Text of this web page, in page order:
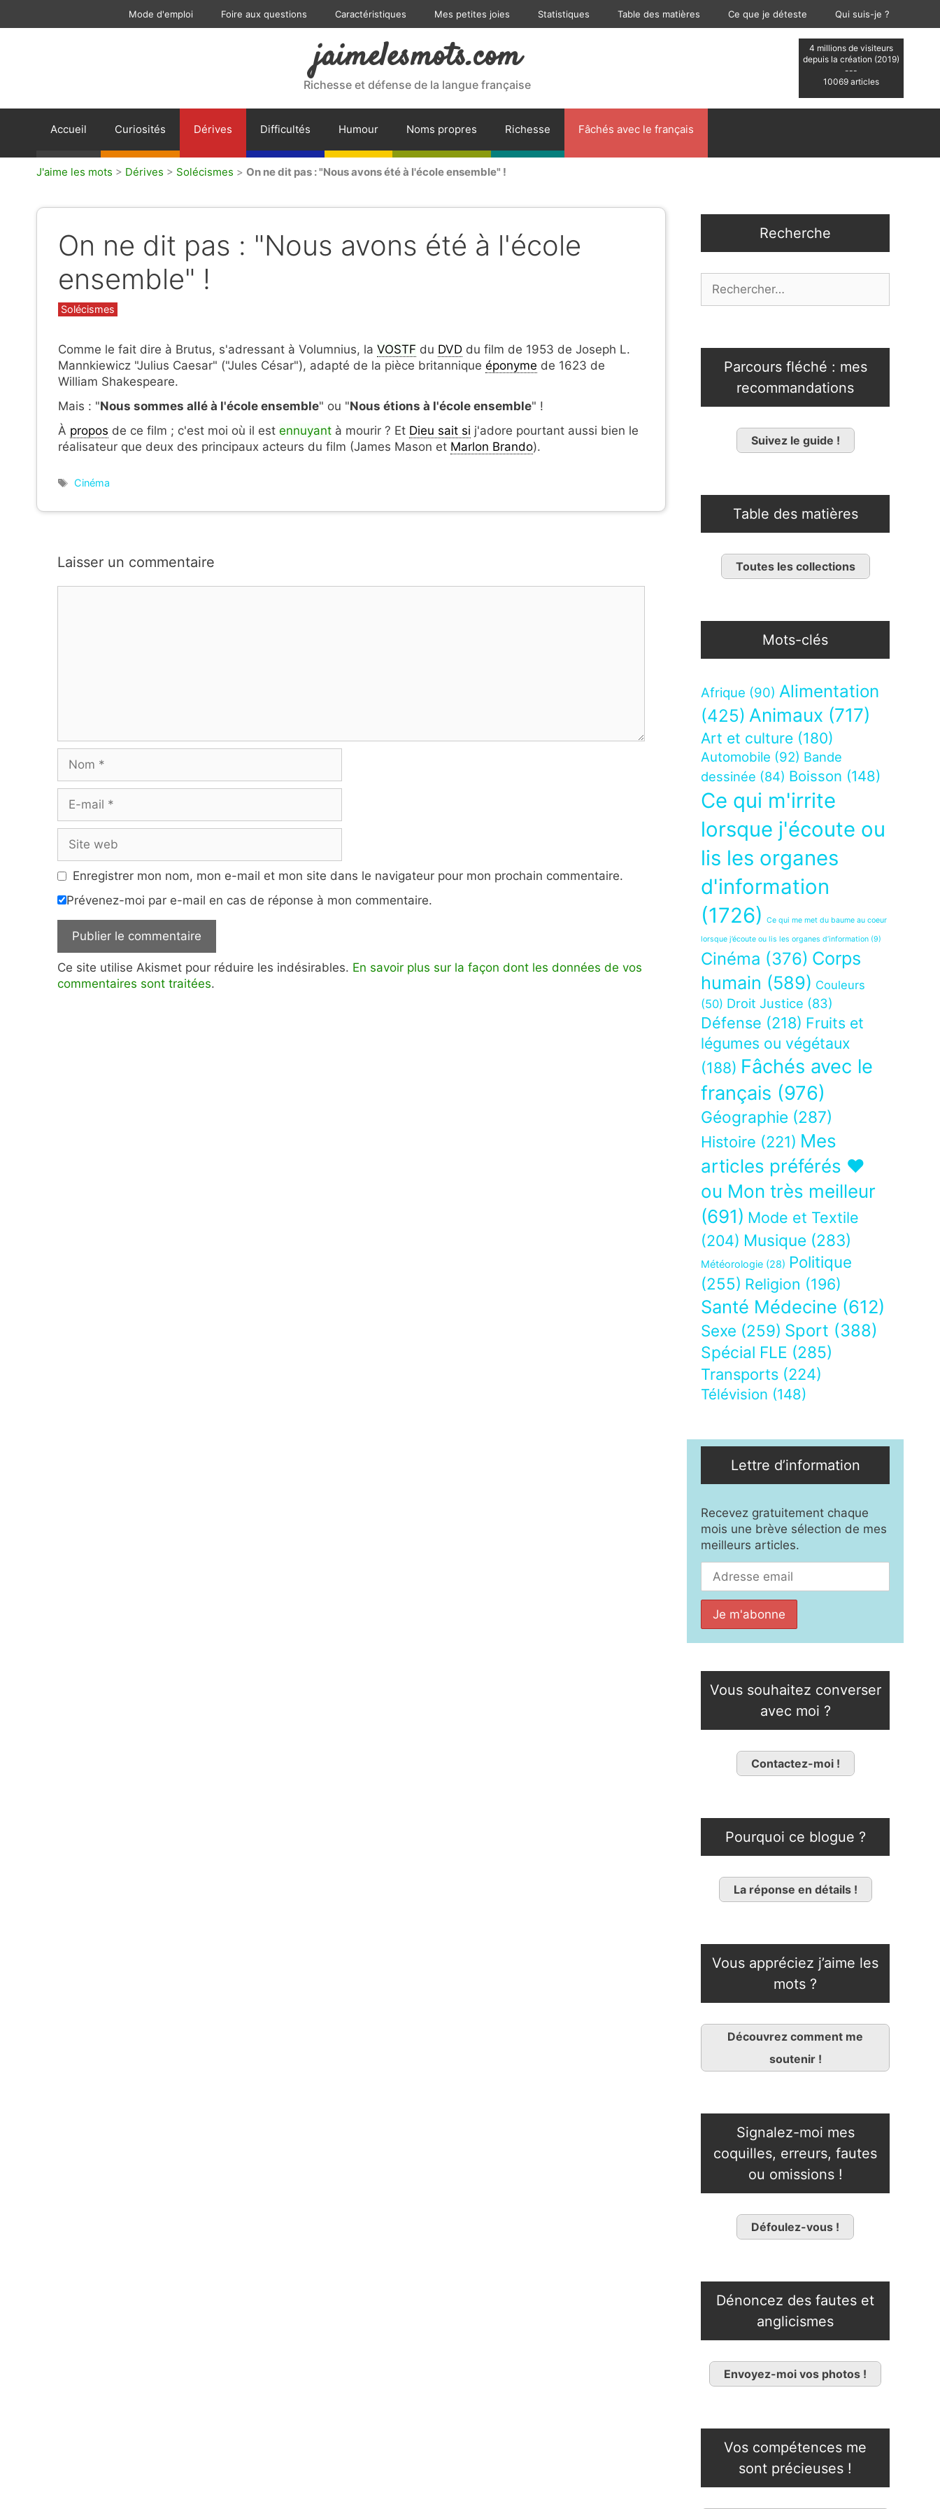
Mode d'emploi Foire aux questions Caractéristiques Mes petites joies Statistiques Table des matières Ce que je déteste Qui suis-je ?
4 millions de visiteurs
depuis la création (2019)
---
10069 articles
jaimelesmots.com
Richesse et défense de la langue française
Accueil Curiosités Dérives Difficultés Humour Noms propres Richesse Fâchés avec le français
J'aime les mots > Dérives > Solécismes > On ne dit pas : "Nous avons été à l'école ensemble" !
On ne dit pas : "Nous avons été à l'école
ensemble" !
Catégories
Solécismes
Comme le fait dire à Brutus, s'adressant à Volumnius, la VOSTF du DVD du film de 1953 de Joseph L.
Mannkiewicz "Julius Caesar" ("Jules César"), adapté de la pièce britannique éponyme de 1623 de
William Shakespeare.
Mais : "Nous sommes allé à l'école ensemble" ou "Nous étions à l'école ensemble" !
À propos de ce film ; c'est moi où il est ennuyant à mourir ? Et Dieu sait si j'adore pourtant aussi bien le
réalisateur que deux des principaux acteurs du film (James Mason et Marlon Brando).
Étiquettes
Cinéma
Laisser un commentaire
mail
web
Enregistrer mon nom, mon e-mail et mon site dans le navigateur pour mon prochain commentaire.
Prévenez-moi par e-mail en cas de réponse à mon commentaire.
Ce site utilise Akismet pour réduire les indésirables. En savoir plus sur la façon dont les données de vos
commentaires sont traitées.
Recherche
Parcours fléché : mes
recommandations
Suivez le guide !
Table des matières
Toutes les collections
Mots-clés
Afrique (90) Alimentation
(425) Animaux (717)
Art et culture (180)
Automobile (92) Bande
dessinée (84) Boisson (148)
Ce qui m'irrite
lorsque j'écoute ou
lis les organes
d'information
(1726)
Ce qui me met du baume au coeur
lorsque j’écoute ou lis les organes d’information (9)
Cinéma (376) Corps
humain (589) Couleurs
(50) Droit Justice (83)
Défense (218) Fruits et
légumes ou végétaux
(188) Fâchés avec le
français (976)
Géographie (287)
Histoire (221) Mes
articles préférés ❤
ou Mon très meilleur
(691) Mode et Textile
(204) Musique (283)
Météorologie (28) Politique
(255) Religion (196)
Santé Médecine (612)
Sexe (259) Sport (388)
Spécial FLE (285)
Transports (224)
Télévision (148)
Lettre d’information
Recevez gratuitement chaque
mois une brève sélection de mes
meilleurs articles.
Vous souhaitez converser
avec moi ?
Contactez-moi !
Pourquoi ce blogue ?
La réponse en détails !
Vous appréciez j’aime les
mots ?
Découvrez comment me
soutenir !
Signalez-moi mes
coquilles, erreurs, fautes
ou omissions !
Défoulez-vous !
Dénoncez des fautes et
anglicismes
Envoyez-moi vos photos !
Vos compétences me
sont précieuses !